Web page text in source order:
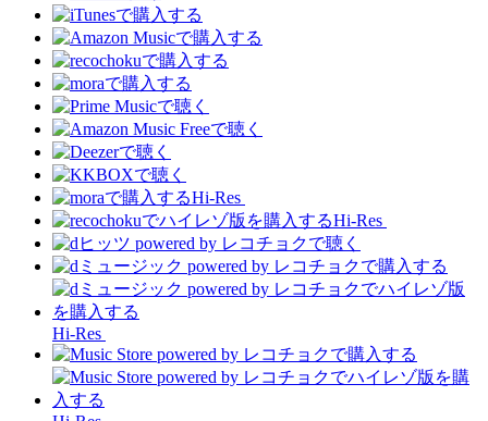
Hi-Res
Hi-Res
Hi-Res